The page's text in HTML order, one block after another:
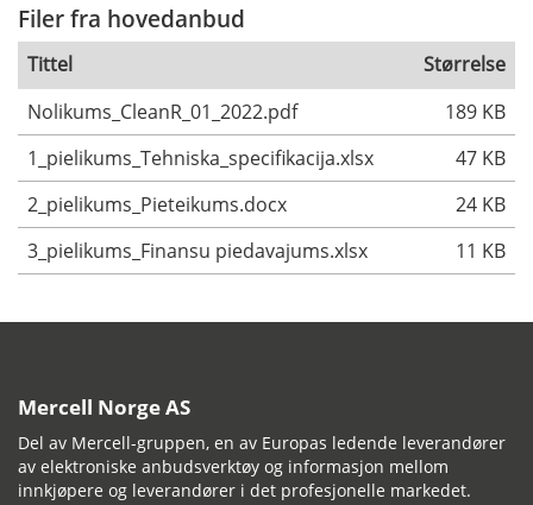
Filer fra hovedanbud
Tittel
Størrelse
Nolikums_CleanR_01_2022.pdf
189 KB
1_pielikums_Tehniska_specifikacija.xlsx
47 KB
2_pielikums_Pieteikums.docx
24 KB
3_pielikums_Finansu piedavajums.xlsx
11 KB
Mercell Norge AS
Del av Mercell-gruppen, en av Europas ledende leverandører
av elektroniske anbudsverktøy og informasjon mellom
innkjøpere og leverandører i det profesjonelle markedet.